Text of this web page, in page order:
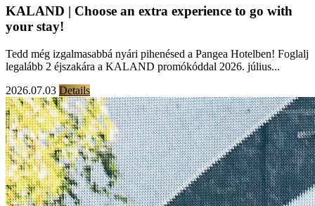
KALAND | Choose an extra experience to go with
your stay!
Tedd még izgalmasabbá nyári pihenésed a Pangea Hotelben! Foglalj
legalább 2 éjszakára a KALAND promókóddal 2026. július...
2026.07.03 Details